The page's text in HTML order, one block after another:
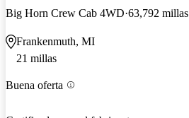
Big Horn Crew Cab 4WD 63,792 millas
Frankenmuth, MI
21 millas
Buena oferta